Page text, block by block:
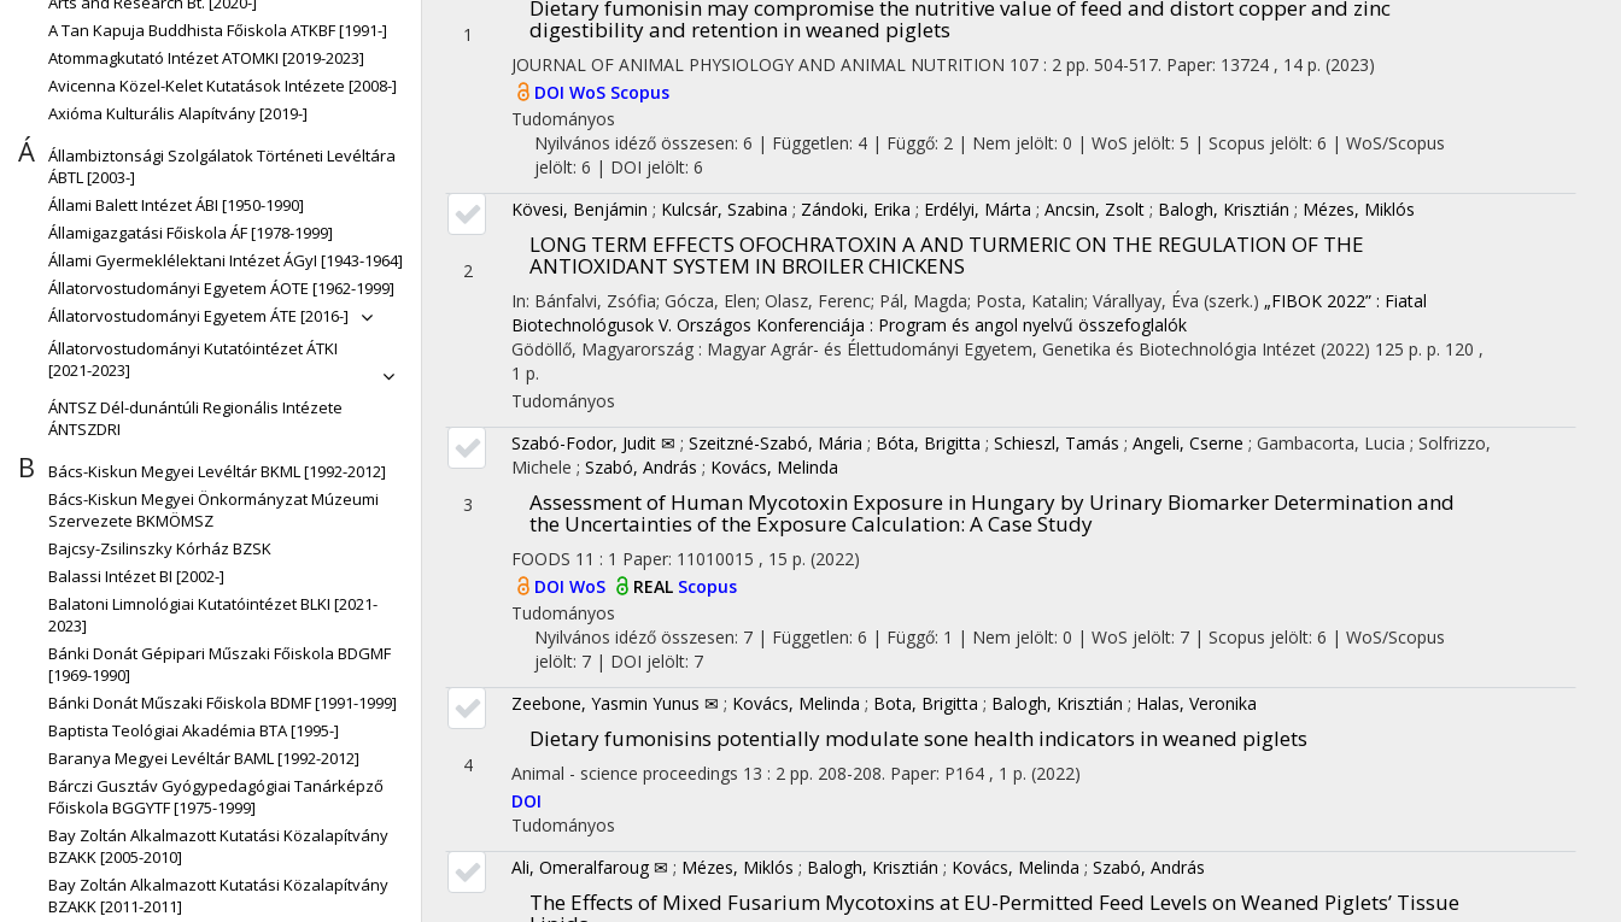
A Tan Kapuja Buddhista Főiskola ATKBF [1991-]
Atommagkutató Intézet ATOMKI [2019-2023]
Avicenna Közel-Kelet Kutatások Intézete [2008-]
Axióma Kulturális Alapítvány [2019-]
Á
Állambiztonsági Szolgálatok Történeti Levéltára
ÁBTL [2003-]
Állami Balett Intézet ÁBI [1950-1990]
Államigazgatási Főiskola ÁF [1978-1999]
Állami Gyermeklélektani Intézet ÁGyI [1943-1964]
Állatorvostudományi Egyetem ÁOTE [1962-1999]
Állatorvostudományi Egyetem ÁTE [2016-]
Állatorvostudományi Kutatóintézet ÁTKI
[2021-2023]
ÁNTSZ Dél-dunántúli Regionális Intézete
ÁNTSZDRI
B
Bács-Kiskun Megyei Levéltár BKML [1992-2012]
Bács-Kiskun Megyei Önkormányzat Múzeumi
Szervezete BKMÖMSZ
Bajcsy-Zsilinszky Kórház BZSK
Balassi Intézet BI [2002-]
Balatoni Limnológiai Kutatóintézet BLKI [2021-
2023]
Bánki Donát Gépipari Műszaki Főiskola BDGMF
[1969-1990]
Bánki Donát Műszaki Főiskola BDMF [1991-1999]
Baptista Teológiai Akadémia BTA [1995-]
Baranya Megyei Levéltár BAML [1992-2012]
Bárczi Gusztáv Gyógypedagógiai Tanárképző
Főiskola BGGYTF [1975-1999]
Bay Zoltán Alkalmazott Kutatási Közalapítvány
BZAKK [2005-2010]
Bay Zoltán Alkalmazott Kutatási Közalapítvány
BZAKK [2011-2011]
1
Dietary fumonisin may compromise the nutritive value of feed and distort copper and zinc
digestibility and retention in weaned piglets
JOURNAL OF ANIMAL PHYSIOLOGY AND ANIMAL NUTRITION 107 : 2 pp. 504-517. Paper: 13724 , 14 p. (2023)
DOI WoS Scopus
Tudományos
Nyilvános idéző összesen: 6 | Független: 4 | Függő: 2 | Nem jelölt: 0 | WoS jelölt: 5 | Scopus jelölt: 6 | WoS/Scopus
jelölt: 6 | DOI jelölt: 6
2
Kövesi, Benjámin ; Kulcsár, Szabina ; Zándoki, Erika ; Erdélyi, Márta ; Ancsin, Zsolt ; Balogh, Krisztián ; Mézes, Miklós
LONG TERM EFFECTS OFOCHRATOXIN A AND TURMERIC ON THE REGULATION OF THE
ANTIOXIDANT SYSTEM IN BROILER CHICKENS
In: Bánfalvi, Zsófia; Gócza, Elen; Olasz, Ferenc; Pál, Magda; Posta, Katalin; Várallyay, Éva (szerk.) „FIBOK 2022” : Fiatal
Biotechnológusok V. Országos Konferenciája : Program és angol nyelvű összefoglalók
Gödöllő, Magyarország : Magyar Agrár- és Élettudományi Egyetem, Genetika és Biotechnológia Intézet (2022) 125 p. p. 120 ,
1 p.
Tudományos
3
Szabó-Fodor, Judit ✉ ; Szeitzné-Szabó, Mária ; Bóta, Brigitta ; Schieszl, Tamás ; Angeli, Cserne ; Gambacorta, Lucia ; Solfrizzo,
Michele ; Szabó, András ; Kovács, Melinda
Assessment of Human Mycotoxin Exposure in Hungary by Urinary Biomarker Determination and
the Uncertainties of the Exposure Calculation: A Case Study
FOODS 11 : 1 Paper: 11010015 , 15 p. (2022)
DOI WoS REAL Scopus
Tudományos
Nyilvános idéző összesen: 7| Független: 6 | Függő: 1 | Nem jelölt: 0 | WoS jelölt: 7 | Scopus jelölt: 6 | WoS/Scopus
jelölt: 7 | DOI jelölt: 7
4
Zeebone, Yasmin Yunus ✉ ; Kovács, Melinda ; Bota, Brigitta ; Balogh, Krisztián ; Halas, Veronika
Dietary fumonisins potentially modulate sone health indicators in weaned piglets
Animal - science proceedings 13 : 2 pp. 208-208. Paper: P164 , 1 p. (2022)
DOI
Tudományos
Ali, Omeralfaroug ✉ ; Mézes, Miklós ; Balogh, Krisztián ; Kovács, Melinda ; Szabó, András
The Effects of Mixed Fusarium Mycotoxins at EU-Permitted Feed Levels on Weaned Piglets’ Tissue